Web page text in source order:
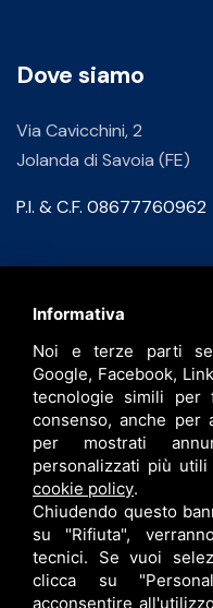
Dove siamo
Via Cavicchini, 2
Jolanda di Savoia (FE)
P.I. & C.F. 08677760962
info@bfspa.it
+39 0532 836102
Lavora con noi
Informativa
Noi e terze parti
Google, Facebook,
tecnologie simili
consenso, anche per
per mostrati
personalizzati più
cookie policy.
Chiudendo questo
su "Rifiuta",
tecnici. Se vuoi
clicca su
acconsentire